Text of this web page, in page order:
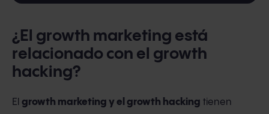
¿El growth marketing está
relacionado con el growth
hacking?
El growth marketing y el growth hacking tienen